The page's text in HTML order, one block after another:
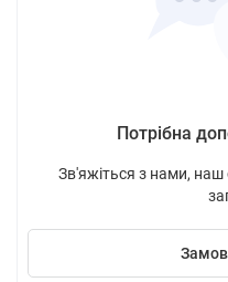
Потрібна
Зв'яжіться з нами, наш